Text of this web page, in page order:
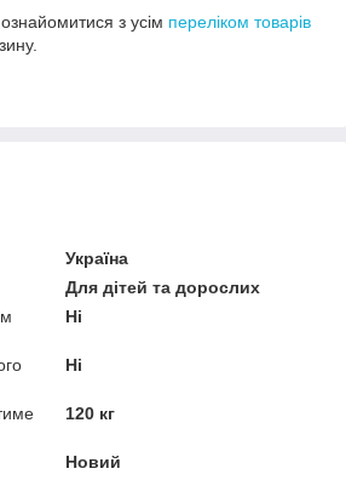
з усім переліком товарів
Україна
Для дітей та дорослих
Ні
Ні
120 кг
Новий